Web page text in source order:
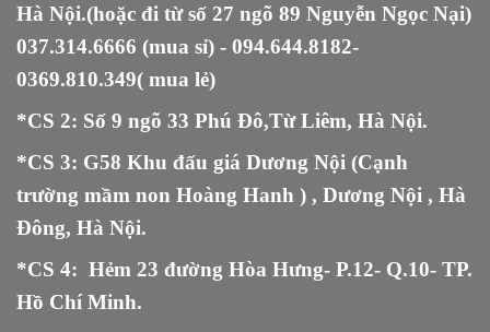
Hà Nội.(hoặc đi từ số 27 ngõ 89 Nguyễn Ngọc Nại)
037.314.6666 (mua sỉ) - 094.644.8182-
0369.810.349( mua lẻ)
*CS 2: Số 9 ngõ 33 Phú Đô,Từ Liêm, Hà Nội.
*CS 3: G58 Khu đấu giá Dương Nội (Cạnh
trường mầm non Hoàng Hanh ) , Dương Nội , Hà
Đông, Hà Nội.
*CS 4: Hẻm 23 đường Hòa Hưng- P.12- Q.10- TP.
Hồ Chí Minh.